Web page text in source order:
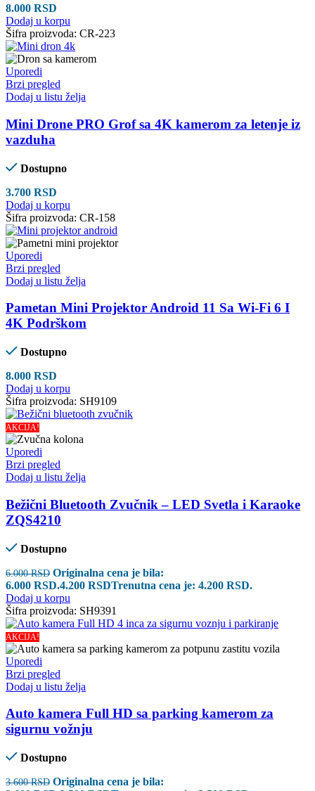
8.000 RSD
Dodaj u korpu
Šifra proizvoda: CR-223
Uporedi
Brzi pregled
Dodaj u listu želja
Mini Drone PRO Grof sa 4K kamerom za letenje iz
vazduha
Dostupno
3.700 RSD
Dodaj u korpu
Šifra proizvoda: CR-158
Uporedi
Brzi pregled
Dodaj u listu želja
Pametan Mini Projektor Android 11 Sa Wi-Fi 6 I
4K Podrškom
Dostupno
8.000 RSD
Dodaj u korpu
Šifra proizvoda: SH9109
AKCIJA!
Uporedi
Brzi pregled
Dodaj u listu želja
Bežični Bluetooth Zvučnik – LED Svetla i Karaoke
ZQS4210
Dostupno
6.000RSD Originalna cena je bila:
6.000 RSD.4.200 RSDTrenutna cena je: 4.200 RSD.
Dodaj u korpu
Šifra proizvoda: SH9391
AKCIJA!
Uporedi
Brzi pregled
Dodaj u listu želja
Auto kamera Full HD sa parking kamerom za
sigurnu vožnju
Dostupno
3.600RSD Originalna cena je bila: